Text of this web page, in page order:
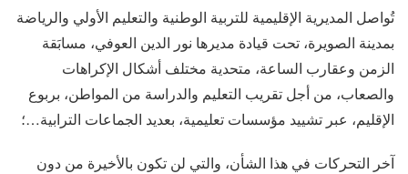
تُواصل المديرية الإقليمية للتربية الوطنية والتعليم الأولي والرياضة
بمدينة الصويرة، تحت قيادة مديرها نور الدين العوفي، مسابَقة
الزمن وعقارب الساعة، متحدية مختلف أشكال الإكراهات
والصعاب، من أجل تقريب التعليم والدراسة من المواطن، بربوع
الإقليم، عبر تشييد مؤسسات تعليمية، بعديد الجماعات الترابية…؛
آخر التحركات في هذا الشأن، والتي لن تكون بالأخيرة من دون